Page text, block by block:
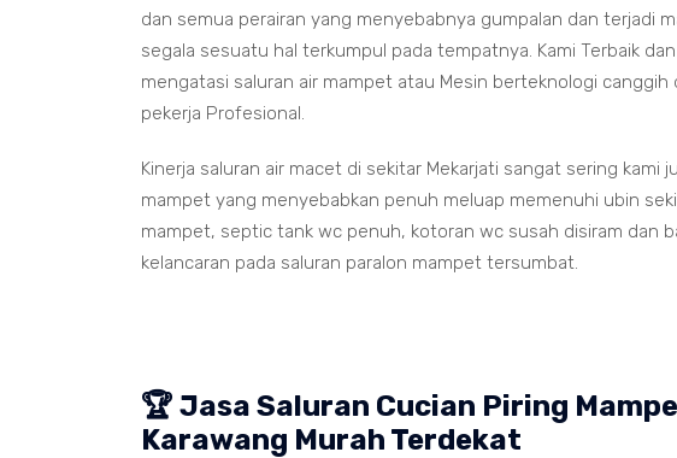
dan semua perairan yang menyebabnya gumpalan dan terjadi
segala sesuatu hal terkumpul pada tempatnya. Kami Terbaik
mengatasi saluran air mampet atau Mesin berteknologi
pekerja Profesional.
Kinerja saluran air macet di sekitar Mekarjati sangat sering kami
mampet yang menyebabkan penuh meluap memenuhi ubin
mampet, septic tank wc penuh, kotoran wc susah disiram dan
kelancaran pada saluran paralon mampet tersumbat.
🏆 Jasa Saluran Cucian Piring
Karawang Murah Terdekat